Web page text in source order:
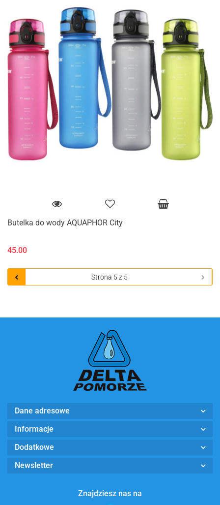
Butelka do wody AQUAPHOR City
45.00
Dane adresowe
Informacje
Dodatkowe
Newsletter
Znajdziesz nas na